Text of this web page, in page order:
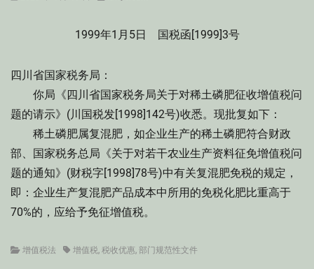
1999年1月5日 国税函[1999]3号
四川省国家税务局：
你局《四川省国家税务局关于对稀土磷肥征收增值税问
题的请示》(川国税发[1998]142号)收悉。现批复如下：
稀土磷肥属复混肥，如企业生产的稀土磷肥符合财政
部、国家税务总局《关于对若干农业生产资料征免增值税问
题的通知》(财税字[1998]78号)中有关复混肥免税的规定，
即：企业生产复混肥产品成本中所用的免税化肥比重高于
70%的，应给予免征增值税。
Categories
增值税法 Tags增值税, 税收优惠, 部门规范性文件